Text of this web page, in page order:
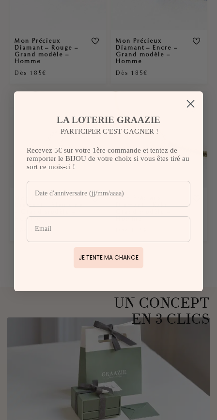
Mon Précieux
Diamant – Rouge –
Grand modèle –
Homme
Dès 185€
Mon Précieux
Diamant – Encre –
Grand modèle –
Homme
Dès 185€
Diamant – Bleu Gris
Homme
Dès 185€
Mon Précieux
Diamant – Kaki –
Homme
UN CONCEPT
EN 3 CLICS
LA LOTERIE GRAAZIE
PARTICIPER C'EST GAGNER !
Recevez 5€ sur votre 1ère commande et tentez de
remporter le BIJOU de votre choix si vous êtes tiré au
sort ce mois-ci !
JE TENTE MA CHANCE